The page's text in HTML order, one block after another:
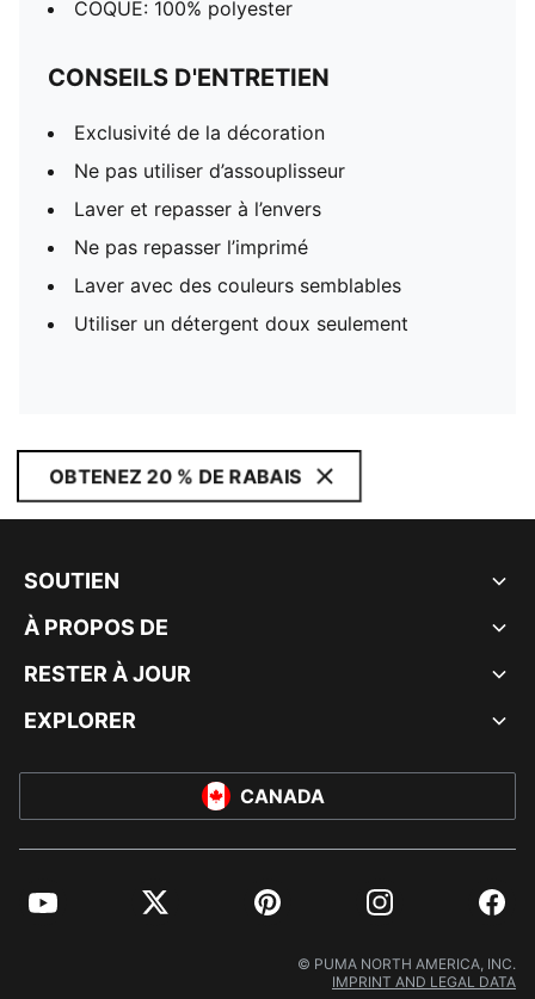
COQUE: 100% polyester
CONSEILS D'ENTRETIEN
Exclusivité de la décoration
Ne pas utiliser d’assouplisseur
Laver et repasser à l’envers
Ne pas repasser l’imprimé
Laver avec des couleurs semblables
Utiliser un détergent doux seulement
OBTENEZ 20 % DE RABAIS
SOUTIEN
À PROPOS DE
RESTER À JOUR
EXPLORER
CANADA
YouTube Twitter Pinterest Instagram
© PUMA NORTH AMERICA, INC.
IMPRINT AND LEGAL DATA